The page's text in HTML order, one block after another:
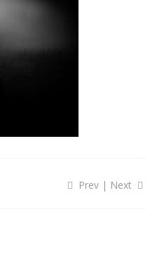
Prev| Next